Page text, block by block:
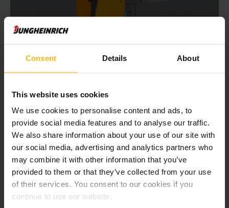
Consent Details About
This website uses cookies
We use cookies to personalise content and ads, to
provide social media features and to analyse our traffic.
We also share information about your use of our site with
our social media, advertising and analytics partners who
may combine it with other information that you’ve
provided to them or that they’ve collected from your use
of their services. You consent to our cookies if you
continue to use our website.
ESD 120
Stāvus/ sānsēdus vadāms krautņotājs
2.0t
1660 - 1960 mm
2000 kg